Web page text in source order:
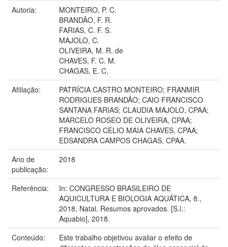
Autoria:
MONTEIRO, P. C.
BRANDÃO, F. R.
FARIAS, C. F. S.
MAJOLO, C.
OLIVEIRA, M. R. de
CHAVES, F. C. M.
CHAGAS, E. C.
Afiliação:
PATRÍCIA CASTRO MONTEIRO; FRANMIR
RODRIGUES BRANDÃO; CAIO FRANCISCO
SANTANA FARIAS; CLAUDIA MAJOLO, CPAA;
MARCELO ROSEO DE OLIVEIRA, CPAA;
FRANCISCO CELIO MAIA CHAVES, CPAA;
EDSANDRA CAMPOS CHAGAS, CPAA.
Ano de
publicação:
2018
Referência:
In: CONGRESSO BRASILEIRO DE
AQUICULTURA E BIOLOGIA AQUÁTICA, 8.,
2018, Natal. Resumos aprovados. [S.l.:
Aquabio], 2018.
Conteúdo:
Este trabalho objetivou avaliar o efeito de